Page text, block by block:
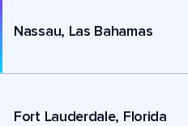
Nassau, Las Bahamas
Fort Lauderdale, Florida